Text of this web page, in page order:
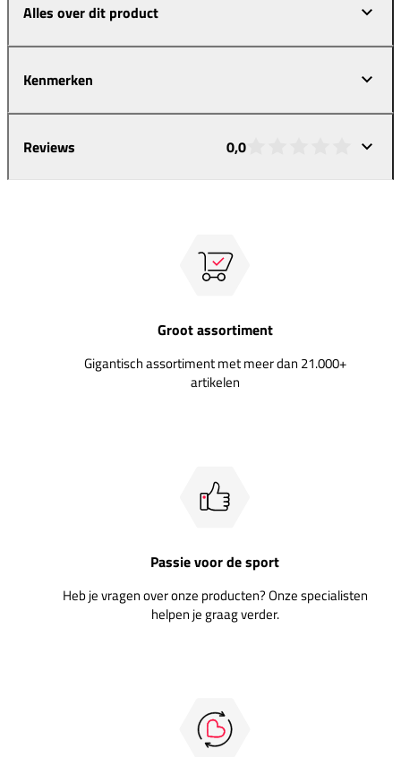
Alles over dit product
Kenmerken
Reviews 0,0
Groot assortiment
Gigantisch assortiment met meer dan 21.000+
artikelen
Passie voor de sport
Heb je vragen over onze producten? Onze specialisten
helpen je graag verder.